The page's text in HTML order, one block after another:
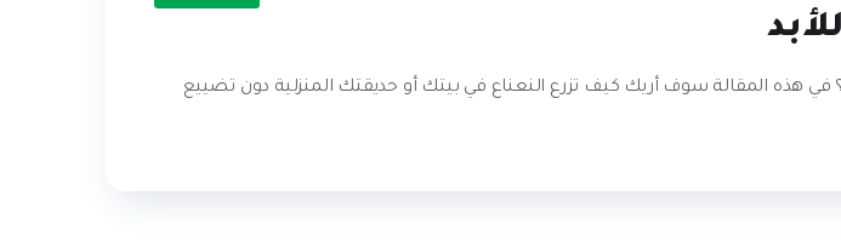
في هذه المقالة ‏سوف أريك كيف تزرع النعناع في بيتك أو حديقتك ‏المنزلية دون تضييع